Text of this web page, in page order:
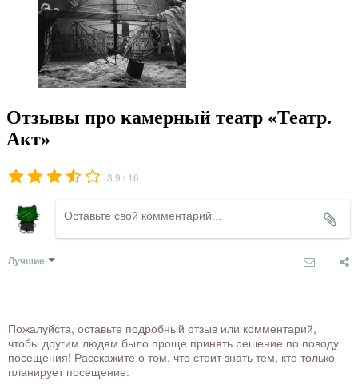
Отзывы про камерный театр «Театр.
Акт»
3.9 / 16
Лучшие
Пожалуйста, оставьте подробный отзыв или комментарий,
чтобы другим людям было проще принять решение по поводу
посещения! Расскажите о том, что стоит знать тем, кто только
планирует посещение.